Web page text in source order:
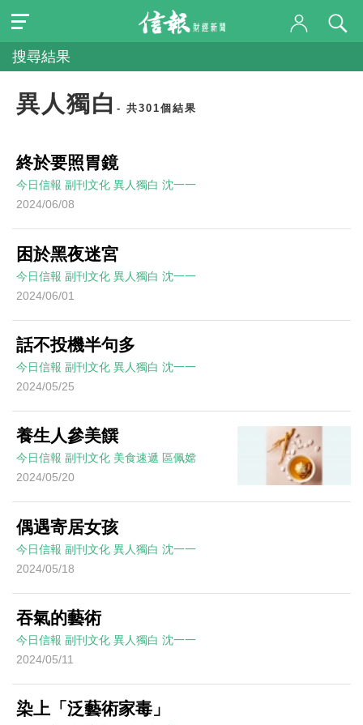
搜尋結果
異人獨白 - 共301個結果
終於要照胃鏡
今日信報 副刊文化 異人獨白 沈一一
2024/06/08
困於黑夜迷宮
今日信報 副刊文化 異人獨白 沈一一
2024/06/01
話不投機半句多
今日信報 副刊文化 異人獨白 沈一一
2024/05/25
養生人參美饌
今日信報 副刊文化 美食速遞 區佩嫦
2024/05/20
偶遇寄居女孩
今日信報 副刊文化 異人獨白 沈一一
2024/05/18
吞氣的藝術
今日信報 副刊文化 異人獨白 沈一一
2024/05/11
染上「泛藝術家毒」